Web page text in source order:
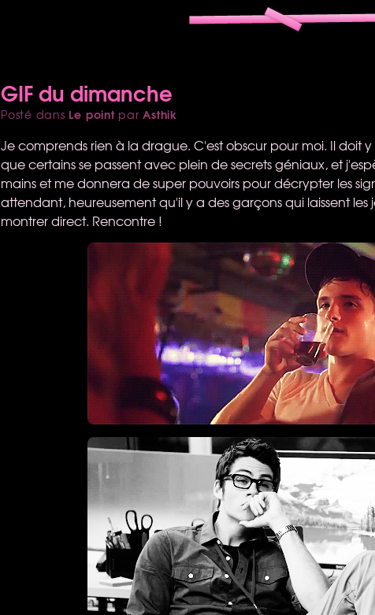
GIF du dimanche
Posté dans Le point parAsthik
Je comprends rien à la drague. C'est obscur pour moi. Il doit
que certains se passent avec plein de secrets géniaux, et
mains et me donnera de super pouvoirs pour décrypter les
attendant, heureusement qu'il y a des garçons qui laissent les
montrer direct. Rencontre !